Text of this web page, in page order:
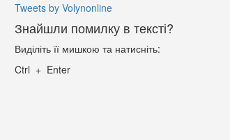
Tweets by Volynonline
Знайшли помилку в тексті?
Виділіть її мишкою та натисніть:
Ctrl + Enter